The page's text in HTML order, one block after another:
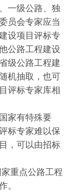
一级公路、独
员会专家应当
设项目评标专
公路工程建设
级公路工程建
机抽取，也可
评标专家库相
家有特殊要
标专家难以保
，可以由招标
重点公路工程
。